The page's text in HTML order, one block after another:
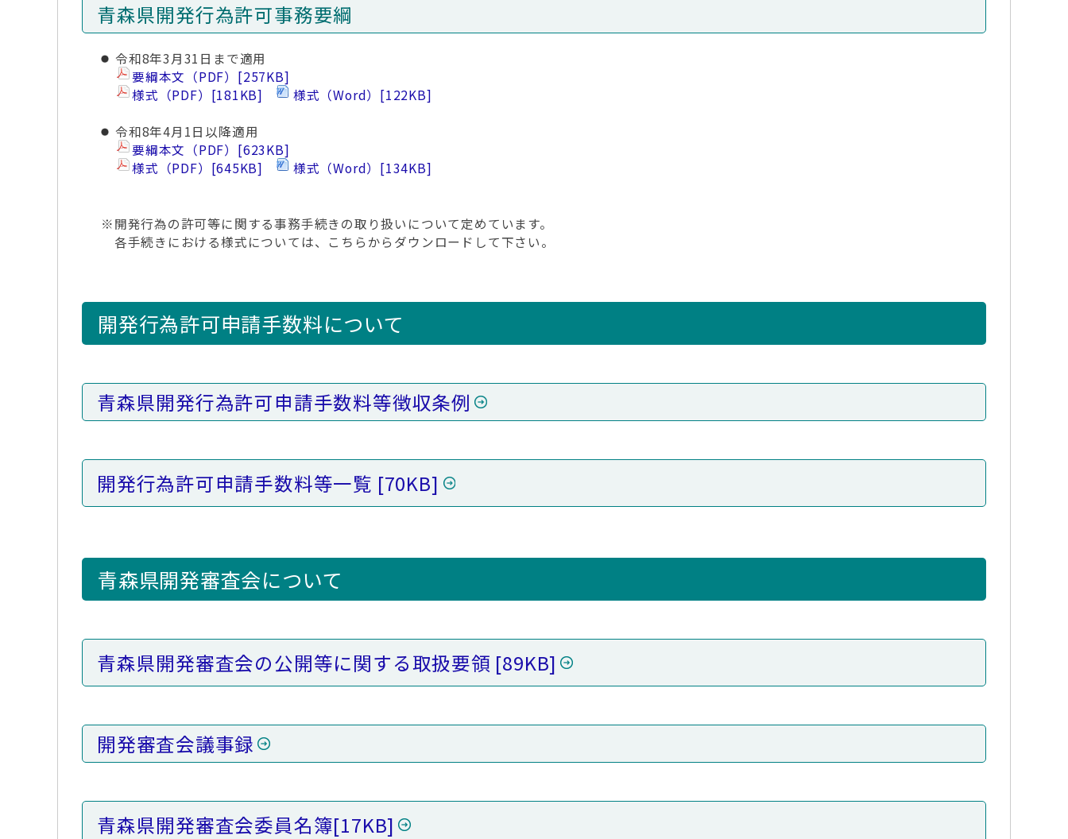
青森県開発行為許可事務要綱
令和8年3月31日まで適用
要綱本文（PDF） [257KB]
様式（PDF） [181KB] 様式（Word） [122KB]
令和8年4月1日以降適用
要綱本文（PDF） [623KB]
様式（PDF） [645KB] 様式（Word） [134KB]
※開発行為の許可等に関する事務手続きの取り扱いについて定めています。
各手続きにおける様式については、こちらからダウンロードして下さい。
開発行為許可申請手数料について
青森県開発行為許可申請手数料等徴収条例
開発行為許可申請手数料等一覧 70KB
青森県開発審査会について
青森県開発審査会の公開等に関する取扱要領 89KB
開発審査会議事録
青森県開発審査会委員名簿[17KB]